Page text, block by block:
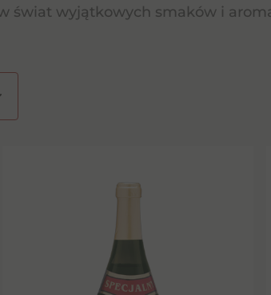
świat wyjątkowych smaków i